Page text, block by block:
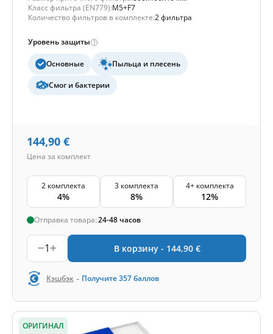
Класс фильтра (EN779):M5+F7
Количество фильтров в комплекте:2 фильтра
Уровень защиты
Основные Пыльца и плесень
Смог и бактерии
144,90 €
Цена за комплект
2 комплекта
4%
3 комплекта
8%
4+ комплекта
12%
Отправка товара:24-48 часов
1 В корзину - 144,90 €
Кэшбэк - Получите357баллов
ОРИГИНАЛ